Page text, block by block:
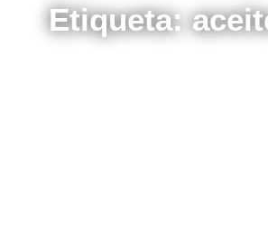
Etiqueta: